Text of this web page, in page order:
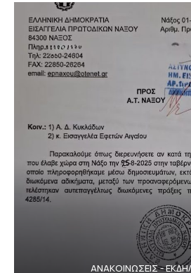
ΑΝΑΚΟΙΝΩΣΕΙΣ -